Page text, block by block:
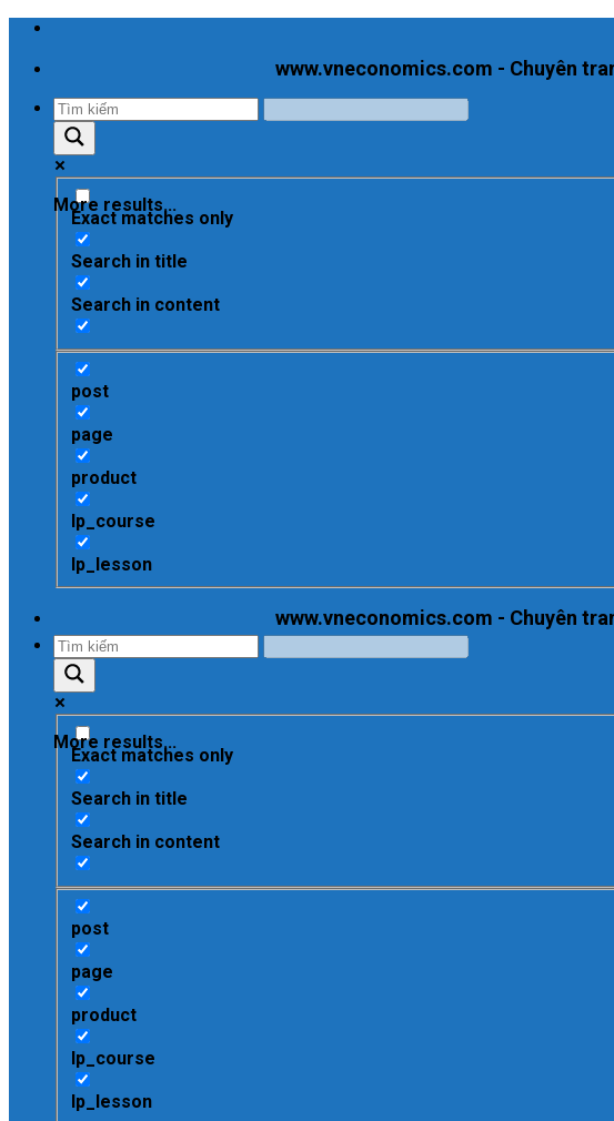
Skip
content
www.vneconomics.com - Chuyên
More results...
Exact matches only
Search in title
Search in content
post
page
product
lp_course
lp_lesson
www.vneconomics.com - Chuyên
More results...
Exact matches only
Search in title
Search in content
post
page
product
lp_course
lp_lesson